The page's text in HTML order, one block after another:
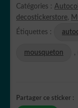
Catégories :
decostickerstore,
Étiquettes :
mousqueton ,
Partager ce sticker :